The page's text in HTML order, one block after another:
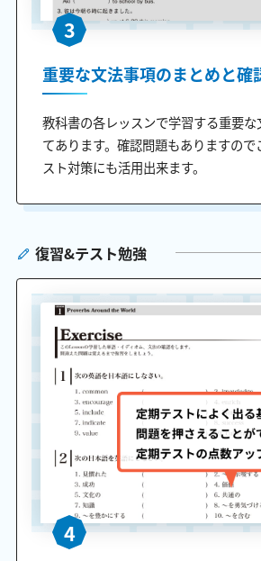
3
重要な文法事項のまとめと確
教科書の各レッスンで学習する重要
てあります。確認問題もありますの
スト対策にも活用出来ます。
復習&テスト勉強
4